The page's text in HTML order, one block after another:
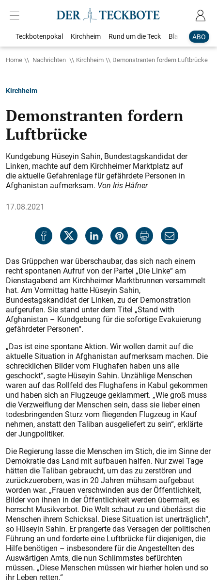
ABO
Teckbotenpokal Kirchheim Rund um die Teck Blaulicht
Home Nachrichten Kirchheim Demonstranten fordern Luftbrücke
Kirchheim
Demonstranten fordern
Luftbrücke
Kundgebung Hüseyin Sahin, Bundestagskandidat der
Linken, machte auf dem Kirchheimer Marktplatz auf
die aktuelle Gefahrenlage für gefährdete Personen in
Afghanistan aufmerksam. Von Iris Häfner
17.08.2021
Das Grüppchen war überschaubar, das sich nach einem
recht spontanen Aufruf von der Partei „Die Linke“ am
Dienstagabend am Kirchheimer Marktbrunnen versammelt
hat. Am Vormittag hatte Hüseyin Sahin,
Bundestagskandidat der Linken, zu der Demonstration
aufgerufen. Sie stand unter dem Titel „Stand with
Afghanistan – Kundgebung für die sofortige Evakuierung
gefährdeter Personen“.
„Das ist eine spontane Aktion. Wir wollen damit auf die
aktuelle Situation in Afghanistan aufmerksam machen. Die
schrecklichen Bilder vom Flughafen haben uns alle
geschockt“, sagte Hüseyin Sahin. Unzählige Menschen
waren auf das Rollfeld des Flughafens in Kabul gekommen
und haben sich an Flugzeuge geklammert. „Wie groß muss
die Verzweiflung der Menschen sein, dass sie lieber einen
todesbringenden Sturz vom fliegenden Flugzeug in Kauf
nehmen, anstatt den Taliban ausgeliefert zu sein“, erklärte
der Jungpolitiker.
Die Regierung lasse die Menschen im Stich, die im Sinne der
Demokratie das Land mit aufbauen halfen. Nur zwei Tage
hätten die Taliban gebraucht, um das zu zerstören und
zurückzuerobern, was in 20 Jahren mühsam aufgebaut
worden war. „Frauen verschwinden aus der Öffentlichkeit,
Bilder von ihnen in der Öffentlichkeit werden übermalt, es
herrscht Musikverbot. Die Welt schaut zu und überlässt die
Menschen ihrem Schicksal. Diese Situation ist unerträglich“,
so Hüseyin Sahin. Er prangerte das Versagen der politischen
Führung an und forderte eine Luftbrücke für diejenigen, die
Hilfe benötigen – insbesondere für die Angestellten des
Auswärtigen Amts, die nun Schlimmstes befürchten
müssen. „Diese Menschen müssen wir hierher holen und so
ihr Leben retten.“